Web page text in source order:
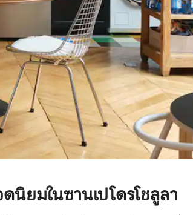
ยมในซานเปโดรโชลูลา